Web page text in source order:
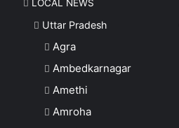
LOCAL NEWS
Uttar Pradesh
Agra
Ambedkarnagar
Amethi
Amroha